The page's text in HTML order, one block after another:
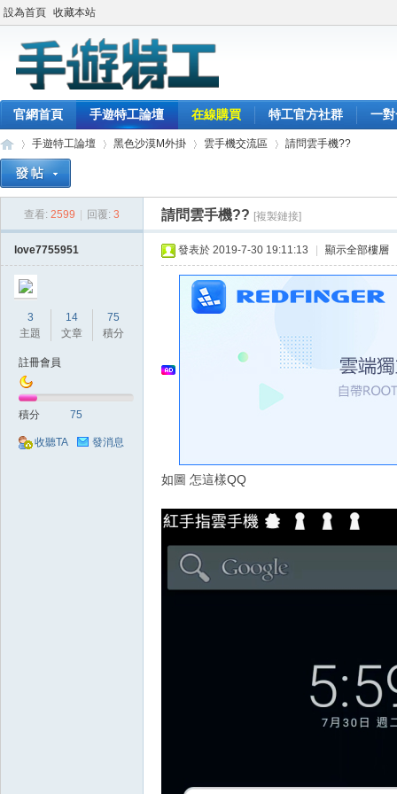
設為首頁 收藏本站
官網首頁 手遊特工論壇 在線購買 特工官方社群 一
手遊特工論壇
›
黑色沙漠M外掛
›
雲手機交流區
›
請問雲手機??
查看: 2599 回覆: 3 請問雲手機?? [複製鏈接]
love7755951
3
主題
14
文章
75
積分
註冊會員
積分 75
收聽TA 發消息
發表於 2019-7-30 19:11:13 顯示全部樓層
如圖 怎這樣QQ